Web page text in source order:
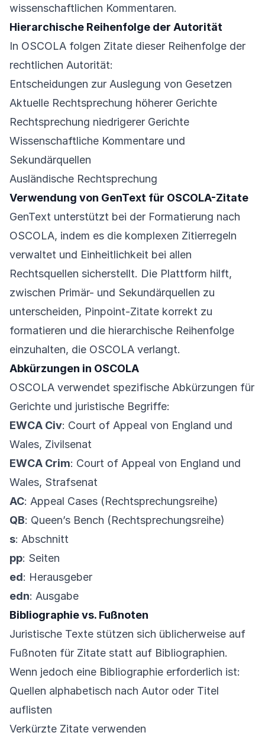
wissenschaftlichen Kommentaren.
Hierarchische Reihenfolge der Autorität
In OSCOLA folgen Zitate dieser Reihenfolge der
rechtlichen Autorität:
Entscheidungen zur Auslegung von Gesetzen
Aktuelle Rechtsprechung höherer Gerichte
Rechtsprechung niedrigerer Gerichte
Wissenschaftliche Kommentare und
Sekundärquellen
Ausländische Rechtsprechung
Verwendung von GenText für OSCOLA-Zitate
GenText unterstützt bei der Formatierung nach
OSCOLA, indem es die komplexen Zitierregeln
verwaltet und Einheitlichkeit bei allen
Rechtsquellen sicherstellt. Die Plattform hilft,
zwischen Primär- und Sekundärquellen zu
unterscheiden, Pinpoint-Zitate korrekt zu
formatieren und die hierarchische Reihenfolge
einzuhalten, die OSCOLA verlangt.
Abkürzungen in OSCOLA
OSCOLA verwendet spezifische Abkürzungen für
Gerichte und juristische Begriffe:
EWCA Civ: Court of Appeal von England und
Wales, Zivilsenat
EWCA Crim: Court of Appeal von England und
Wales, Strafsenat
AC: Appeal Cases (Rechtsprechungsreihe)
QB: Queen’s Bench (Rechtsprechungsreihe)
s: Abschnitt
pp: Seiten
ed: Herausgeber
edn: Ausgabe
Bibliographie vs. Fußnoten
Juristische Texte stützen sich üblicherweise auf
Fußnoten für Zitate statt auf Bibliographien.
Wenn jedoch eine Bibliographie erforderlich ist:
Quellen alphabetisch nach Autor oder Titel
auflisten
Verkürzte Zitate verwenden